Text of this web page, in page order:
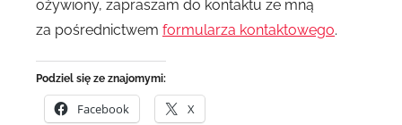
ożywiony, zapraszam do kontaktu ze mną
za pośrednictwem formularza kontaktowego.
Podziel się ze znajomymi:
Facebook X